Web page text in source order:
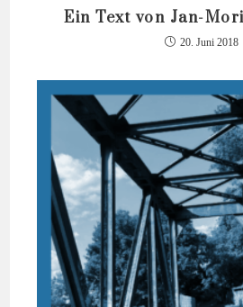
Ein Text von Jan-
20. Juni 2018